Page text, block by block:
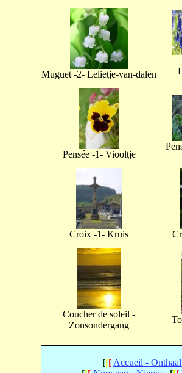
Muguet -2- Lelietje-van-dalen
Pensée -1- Viooltje
Croix -1- Kruis
Coucher de soleil -
Zonsondergang
[[[ Accueil - Onthaal